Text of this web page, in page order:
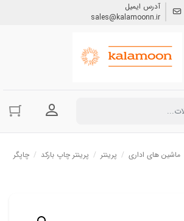
آدرس ایمیل
sales@kalamoonn.ir
ورود به
ماشین های اداری / پرینتر / پرینتر چاپ بارکد / چاپگر